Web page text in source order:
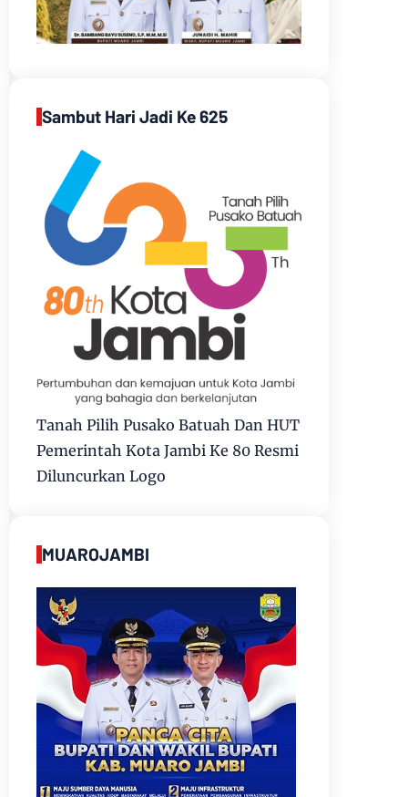
Sambut Hari Jadi Ke 625
Tanah Pilih Pusako Batuah Dan HUT
Pemerintah Kota Jambi Ke 80 Resmi
Diluncurkan Logo
MUAROJAMBI